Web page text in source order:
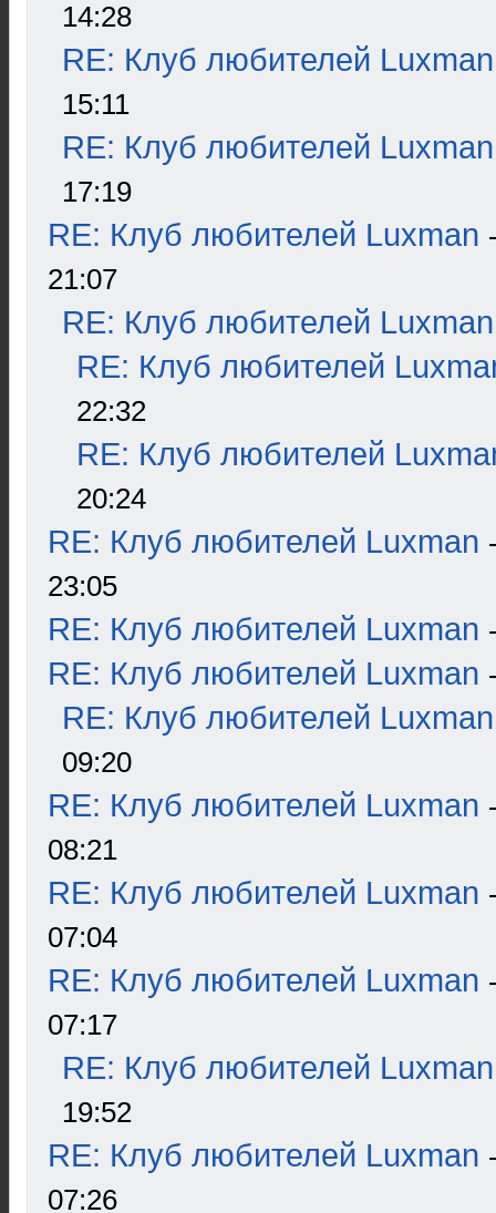
14:28
RE: Клуб любителей Luxman
15:11
RE: Клуб любителей Luxman
17:19
RE: Клуб любителей Luxman
21:07
RE: Клуб любителей Luxman
RE: Клуб любителей
22:32
RE: Клуб любителей
20:24
RE: Клуб любителей Luxman
23:05
RE: Клуб любителей Luxman
RE: Клуб любителей Luxman
RE: Клуб любителей Luxman
09:20
RE: Клуб любителей Luxman
08:21
RE: Клуб любителей Luxman
07:04
RE: Клуб любителей Luxman
07:17
RE: Клуб любителей Luxman
19:52
RE: Клуб любителей Luxman
07:26